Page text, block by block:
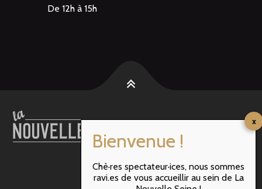
De 12h à 15h
RER B : ST MICHEL
M10 : Maubert Mutualité
Chè·res spectateur·ices, nous sommes
ravi.es de vous accueillir au sein de La